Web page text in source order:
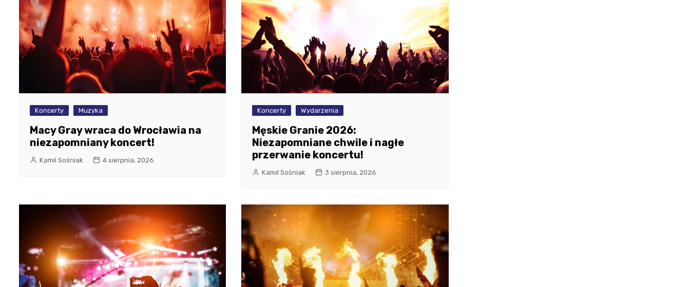
Koncerty Muzyka
Macy Gray wraca do Wrocławia na
niezapomniany koncert!
Kamil Sośniak 4 sierpnia, 2026
Koncerty Wydarzenia
Męskie Granie 2026:
Niezapomniane chwile i nagłe
przerwanie koncertu!
Kamil Sośniak 3 sierpnia, 2026